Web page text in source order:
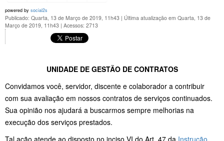
powered by social2s
Publicado: Quarta, 13 de Março de 2019, 11h43 | Última atualização em Quarta, 13 de
Março de 2019, 11h43 | Acessos: 2713
UNIDADE DE GESTÃO DE CONTRATOS
Convidamos você, servidor, discente e colaborador a contribuir
com sua avaliação em nossos contratos de serviços continuados.
Sua opinião nos ajudará a buscarmos sempre melhorias na
execução dos serviços prestados.
Tal ação atende ao disposto no inciso VI do Art. 47 da Instrução